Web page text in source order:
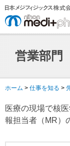
メ
イ
ン
ツ
移
動
営業部門
ホーム 仕事を知る
医療の現場で核
報担当者（MR）